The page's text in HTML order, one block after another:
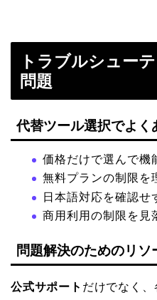
トラブルシュー
問題
代替ツール選択でよく
価格だけで選んで機
無料プランの制限を
日本語対応を確認せ
商用利用の制限を見
問題解決のためのリソ
公式サポート だけでなく